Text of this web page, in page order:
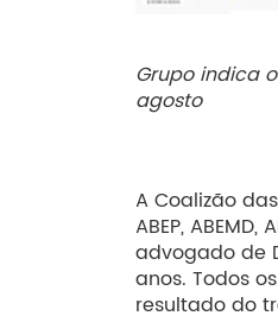
Grupo indica
agosto
A Coalizão
ABEP, ABEMD,
advogado de
anos. Todos
resultado do